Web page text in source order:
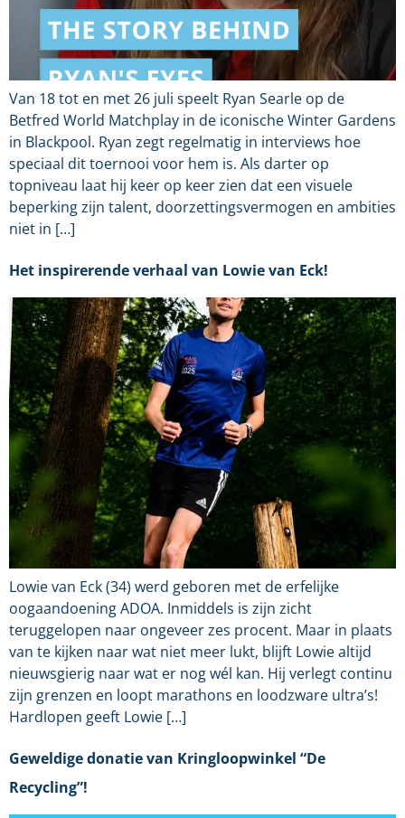
Van 18 tot en met 26 juli speelt Ryan Searle op de
Betfred World Matchplay in de iconische Winter Gardens
in Blackpool. Ryan zegt regelmatig in interviews hoe
speciaal dit toernooi voor hem is. Als darter op
topniveau laat hij keer op keer zien dat een visuele
beperking zijn talent, doorzettingsvermogen en ambities
niet in […]
Het inspirerende verhaal van Lowie van Eck!
Lowie van Eck (34) werd geboren met de erfelijke
oogaandoening ADOA. Inmiddels is zijn zicht
teruggelopen naar ongeveer zes procent. Maar in plaats
van te kijken naar wat niet meer lukt, blijft Lowie altijd
nieuwsgierig naar wat er nog wél kan. Hij verlegt continu
zijn grenzen en loopt marathons en loodzware ultra’s!
Hardlopen geeft Lowie […]
Geweldige donatie van Kringloopwinkel “De
Recycling”!